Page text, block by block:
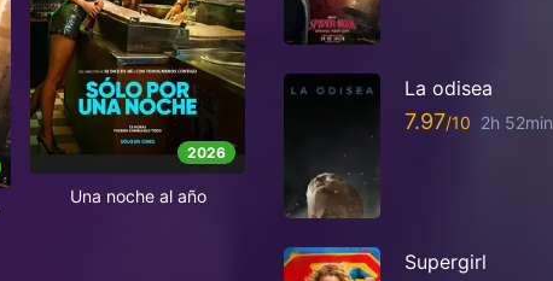
2026
Una noche al año
La odisea
7.97 2h 52min
Supergirl